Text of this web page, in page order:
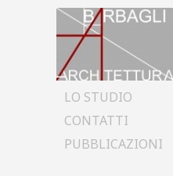
Skip to content
LO STUDIO
CONTATTI
PUBBLICAZIONI